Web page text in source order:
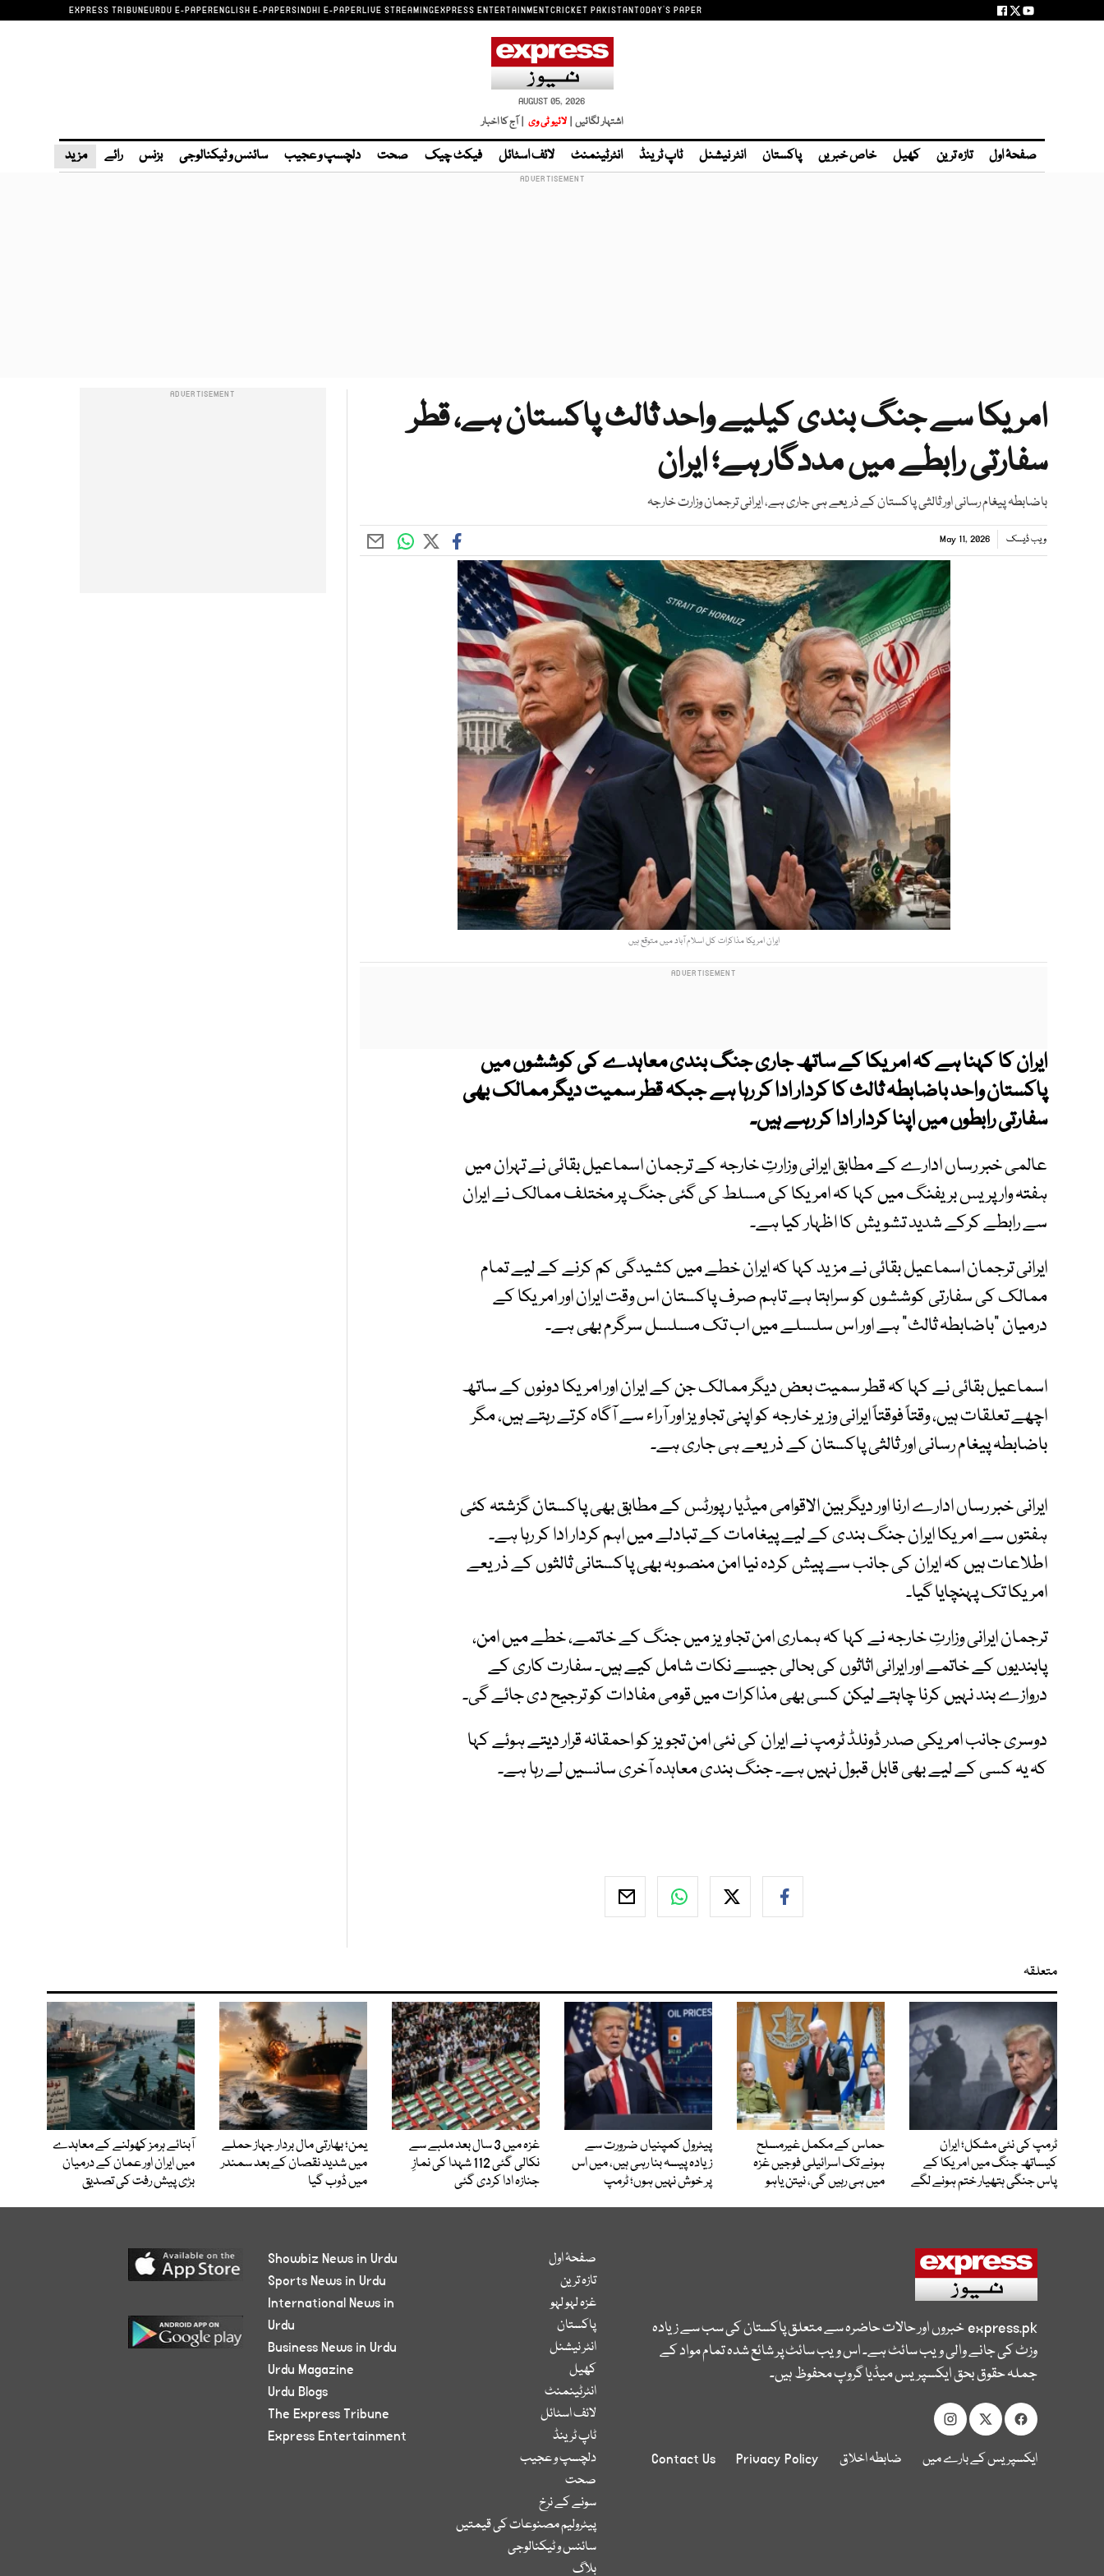
EXPRESS TRIBUNEURDU E-PAPERENGLISH E-PAPERSINDHI E-PAPERLIVE STREAMINGEXPRESS ENTERTAINMENTCRICKET PAKISTANTODAY'S PAPER
AUGUST 05, 2026
اشتہار لگائیں | لائیو ٹی وی | آج کا اخبار
صفحۂ اول تازہ ترین کھیل خاص خبریں پاکستان انٹر نیشنل ٹاپ ٹرینڈ انٹرٹینمنٹ لائف اسٹائل فیکٹ چیک صحت دلچسپ و عجیب سائنس و ٹیکنالوجی بزنس رائے مزید
امریکا سے جنگ بندی کیلیے واحد ثالث پاکستان ہے، قطر
سفارتی رابطے میں مددگار ہے؛ ایران
باضابطہ پیغام رسانی اور ثالثی پاکستان کے ذریعے ہی جاری ہے، ایرانی ترجمان وزارت خارجہ
ویب ڈیسک May 11, 2026
ایران امریکا مذاکرات کل اسلام آباد میں متوقع ہیں
ایران کا کہنا ہے کہ امریکا کے ساتھ جاری جنگ بندی معاہدے کی کوششوں میں
پاکستان واحد باضابطہ ثالث کا کردار ادا کر رہا ہے جبکہ قطر سمیت دیگر ممالک بھی
سفارتی رابطوں میں اپنا کردار ادا کر رہے ہیں۔
عالمی خبر رساں ادارے کے مطابق ایرانی وزارتِ خارجہ کے ترجمان اسماعیل بقائی نے تہران میں
ہفتہ وار پریس بریفنگ میں کہا کہ امریکا کی مسلط کی گئی جنگ پر مختلف ممالک نے ایران
سے رابطے کرکے شدید تشویش کا اظہار کیا ہے۔
ایرانی ترجمان اسماعیل بقائی نے مزید کہا کہ ایران خطے میں کشیدگی کم کرنے کے لیے تمام
ممالک کی سفارتی کوششوں کو سراہتا ہے تاہم صرف پاکستان اس وقت ایران اور امریکا کے
درمیان “باضابطہ ثالث” ہے اور اس سلسلے میں اب تک مسلسل سرگرم بھی ہے۔
اسماعیل بقائی نے کہا کہ قطر سمیت بعض دیگر ممالک جن کے ایران اور امریکا دونوں کے ساتھ
اچھے تعلقات ہیں، وقتاً فوقتاً ایرانی وزیر خارجہ کو اپنی تجاویز اور آراء سے آگاہ کرتے رہتے ہیں، مگر
باضابطہ پیغام رسانی اور ثالثی پاکستان کے ذریعے ہی جاری ہے۔
ایرانی خبر رساں ادارے ارنا اور دیگر بین الاقوامی میڈیا رپورٹس کے مطابق بھی پاکستان گزشتہ کئی
ہفتوں سے امریکا ایران جنگ بندی کے لیے پیغامات کے تبادلے میں اہم کردار ادا کر رہا ہے۔
اطلاعات ہیں کہ ایران کی جانب سے پیش کردہ نیا امن منصوبہ بھی پاکستانی ثالثوں کے ذریعے
امریکا تک پہنچایا گیا۔
ترجمان ایرانی وزارتِ خارجہ نے کہا کہ ہماری امن تجاویز میں جنگ کے خاتمے، خطے میں امن،
پابندیوں کے خاتمے اور ایرانی اثاثوں کی بحالی جیسے نکات شامل کیے ہیں۔ سفارت کاری کے
دروازے بند نہیں کرنا چاہتے لیکن کسی بھی مذاکرات میں قومی مفادات کو ترجیح دی جائے گی۔
دوسری جانب امریکی صدر ڈونلڈ ٹرمپ نے ایران کی نئی امن تجویز کو احمقانہ قرار دیتے ہوئے کہا
کہ یہ کسی کے لیے بھی قابل قبول نہیں ہے۔ جنگ بندی معاہدہ آخری سانسیں لے رہا ہے۔
متعلقہ
ٹرمپ کی نئی مشکل؛ ایران
کیساتھ جنگ میں امریکا کے
پاس جنگی ہتھیار ختم ہونے لگے
حماس کے مکمل غیرمسلح
ہونے تک اسرائیلی فوجیں غزہ
میں ہی رہیں گی، نیتن یاہو
پیٹرول کمپنیاں ضرورت سے
زیادہ پیسہ بنا رہی ہیں، میں اس
پر خوش نہیں ہوں؛ ٹرمپ
غزہ میں 3 سال بعد ملبے سے
نکالی گئی 112 شہدا کی نمازِ
جنازہ ادا کردی گئی
یمن؛ بھارتی مال بردار جہاز حملے
میں شدید نقصان کے بعد سمندر
میں ڈوب گیا
آبنائے ہرمز کھولنے کے معاہدے
میں ایران اور عمان کے درمیان
بڑی پیش رفت کی تصدیق
express.pkخبروں اور حالات حاضرہ سے متعلق پاکستان کی سب سے زیادہ
وزٹ کی جانے والی ویب سائٹ ہے۔ اس ویب سائٹ پر شائع شدہ تمام مواد کے
جملہ حقوق بحق ایکسپریس میڈیا گروپ محفوظ ہیں۔
ایکسپریس کے بارے میں ضابطہ اخلاق Privacy Policy
Contact Us
صفحۂ اول
تازہ ترین
غزہ لہو لہو
پاکستان
انٹر نیشنل
کھیل
انٹرٹینمنٹ
لائف اسٹائل
ٹاپ ٹرینڈ
دلچسپ و عجیب
صحت
سونے کے نرخ
پیٹرولیم مصنوعات کی قیمتیں
سائنس و ٹیکنالوجی
بلاگ
Showbiz News in Urdu
Sports News in Urdu
International News in
Urdu
Business News in Urdu
Urdu Magazine
Urdu Blogs
The Express Tribune
Express Entertainment